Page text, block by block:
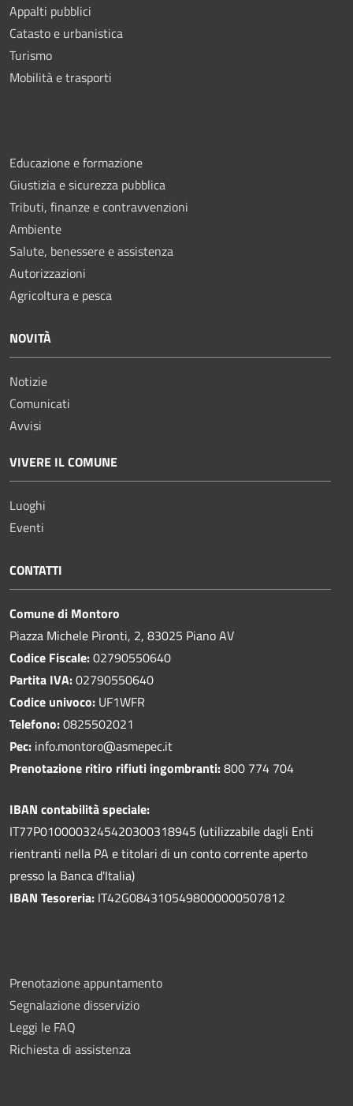
Appalti pubblici
Catasto e urbanistica
Turismo
Mobilità e trasporti
Educazione e formazione
Giustizia e sicurezza pubblica
Tributi, finanze e contravvenzioni
Ambiente
Salute, benessere e assistenza
Autorizzazioni
Agricoltura e pesca
NOVITÀ
Notizie
Comunicati
Avvisi
VIVERE IL COMUNE
Luoghi
Eventi
CONTATTI
Comune di Montoro
Piazza Michele Pironti, 2, 83025 Piano AV
Codice Fiscale:02790550640
Partita IVA:02790550640
Codice univoco: UF1WFR
Telefono:0825502021
Pec: info.montoro@asmepec.it
Prenotazione ritiro rifiuti ingombranti:800 774 704
IBAN contabilità speciale:
IT77P0100003245420300318945 (utilizzabile dagli Enti
rientranti nella PA e titolari di un conto corrente aperto
presso la Banca d'Italia)
IBAN Tesoreria: IT42G0843105498000000507812
Prenotazione appuntamento
Segnalazione disservizio
Leggi le FAQ
Richiesta di assistenza